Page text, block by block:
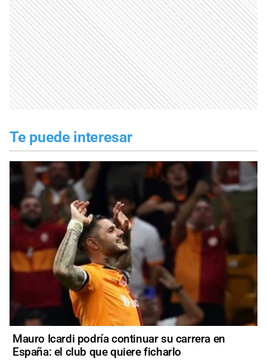
Te puede interesar
Mauro Icardi podría continuar su carrera en
España: el club que quiere ficharlo